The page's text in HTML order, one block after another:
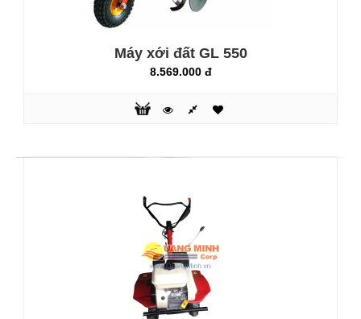
3.500.000 đ 2.000.000 đ
Máy rửa xe mô tơ cảm ứng từ Fujihaia PW96 là thiết bị
Máy xới đất GL 550
8.569.000 đ